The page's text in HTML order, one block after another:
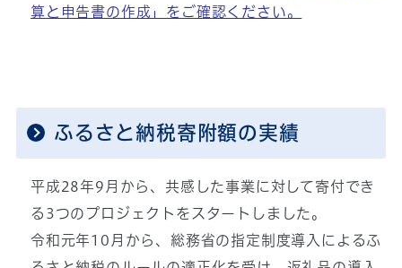
算と申告書の作成」をご確認ください。
ふるさと納税寄附額の実績
平成28年9月から、共感した事業に対して寄付でき
る3つのプロジェクトをスタートしました。
令和元年10月から、総務省の指定制度導入によるふ